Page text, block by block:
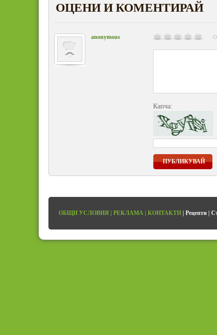
ОЦЕНИ И КОМЕНТИРАЙ
anonymous
Капча:
ПУБЛИКУВАЙ
ОБЩИ УСЛОВИЯ | РЕКЛАМА | КОНТАКТИ | Рецепти |